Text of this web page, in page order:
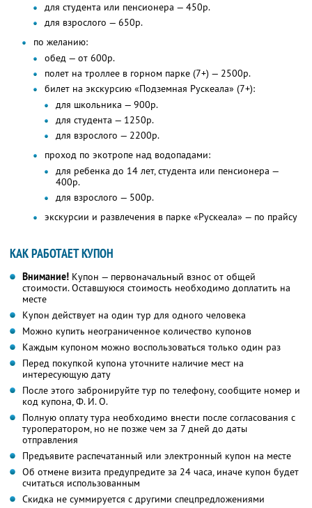
для студента или пенсионера — 450р.
для взрослого — 650р.
по желанию:
обед — от 600р.
полет на троллее в горном парке (7+) — 2500р.
билет на экскурсию «Подземная Рускеала» (7+):
для школьника — 900р.
для студента — 1250р.
для взрослого — 2200р.
проход по экотропе над водопадами:
для ребенка до 14 лет, студента или пенсионера —
400р.
для взрослого — 500р.
экскурсии и развлечения в парке «Рускеала» — по прайсу
КАК РАБОТАЕТ КУПОН
Внимание! Купон — первоначальный взнос от общей
стоимости. Оставшуюся стоимость необходимо доплатить на
месте
Купон действует на один тур для одного человека
Можно купить неограниченное количество купонов
Каждым купоном можно воспользоваться только один раз
Перед покупкой купона уточните наличие мест на
интересующую дату
После этого забронируйте тур по телефону, сообщите номер и
код купона,Ф. И. О.
Полную оплату тура необходимо внести после согласования с
туроператором, но не позже чем за 7 дней до даты
отправления
Предъявите распечатанный или электронный купон на месте
Об отмене визита предупредите за 24 часа, иначе купон будет
считаться использованным
Скидка не суммируется с другими спецпредложениями